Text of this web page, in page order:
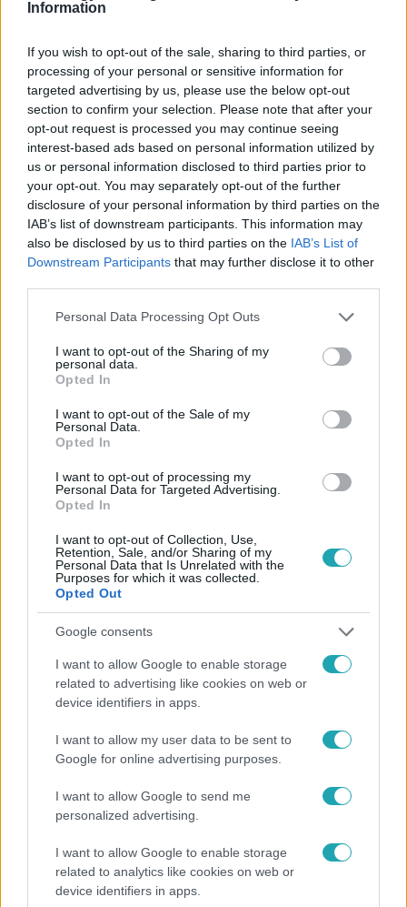
Information
If you wish to opt-out of the sale, sharing to third parties, or
processing of your personal or sensitive information for
targeted advertising by us, please use the below opt-out
section to confirm your selection. Please note that after your
opt-out request is processed you may continue seeing
interest-based ads based on personal information utilized by
us or personal information disclosed to third parties prior to
your opt-out. You may separately opt-out of the further
disclosure of your personal information by third parties on the
IAB’s list of downstream participants. This information may
also be disclosed by us to third parties on the IAB’s List of
Downstream Participants that may further disclose it to other
Please note that this website/app uses one or more Google
not limited to your visit or usage behaviour. You may click to
grant or deny consent to Google and its third-party tags to
use your data for below specified purposes in below Google
consent section.
Personal Data Processing Opt Outs
I want to opt-out of the Sharing of my
personal data.
Opted In
I want to opt-out of the Sale of my
Personal Data.
Opted In
I want to opt-out of processing my
Personal Data for Targeted Advertising.
Opted In
I want to opt-out of Collection, Use,
Retention, Sale, and/or Sharing of my
Personal Data that Is Unrelated with the
Purposes for which it was collected.
Opted Out
Google consents
I want to allow Google to enable storage
related to advertising like cookies on web or
device identifiers in apps.
I want to allow my user data to be sent to
Google for online advertising purposes.
I want to allow Google to send me
personalized advertising.
I want to allow Google to enable storage
related to analytics like cookies on web or
device identifiers in apps.
Kövess minket, és értesülj a friss hírekről a
Facebookon is!
Követem
HÍRADÓ #POLITIKA #SIMICSKA LAJOS
ORBÁN VIKTOR
Népszerű
Már nagymama, de a fiai is kész férfiak: friss fotón